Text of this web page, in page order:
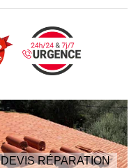
DEVIS RÉPARATION